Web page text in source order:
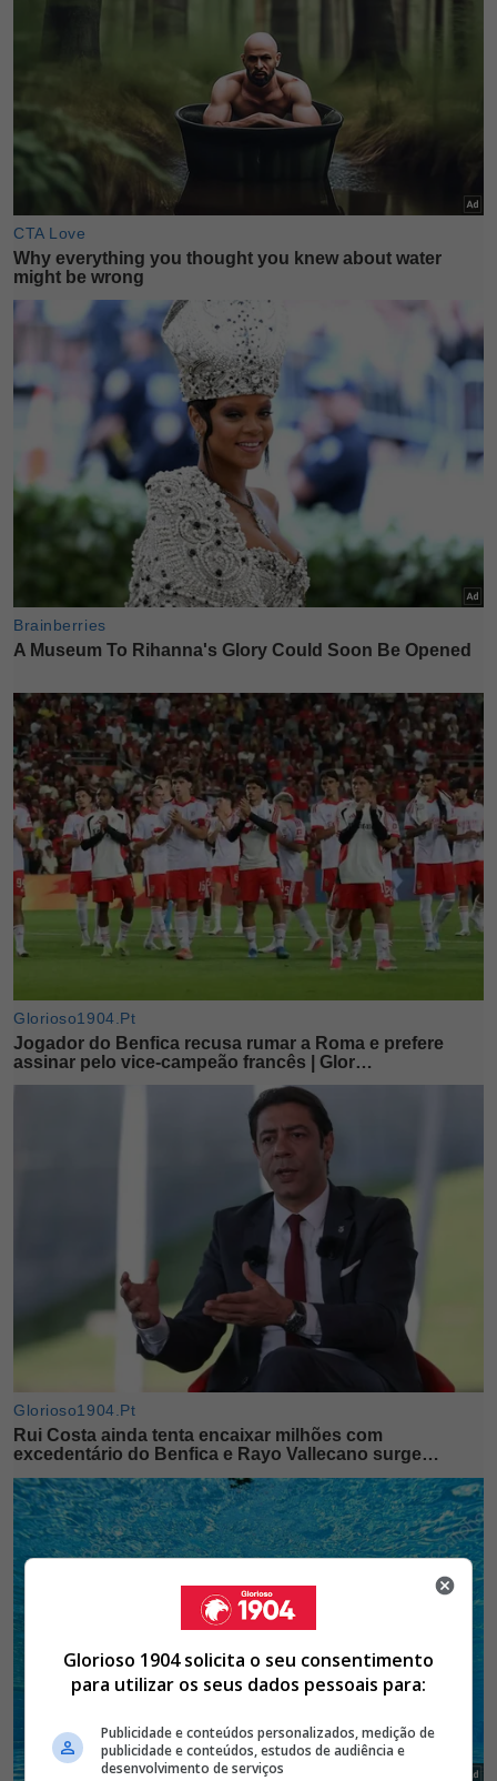
Glorioso 1904 solicita o seu consentimento
para utilizar os seus dados pessoais para:
Publicidade e conteúdos personalizados, medição de
publicidade e conteúdos, estudos de audiência e
desenvolvimento de serviços